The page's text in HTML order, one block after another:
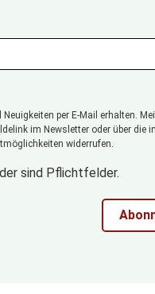
per E-Mail erhalten.
im Newsletter oder über die
widerrufen.
sind Pflichtfelder.